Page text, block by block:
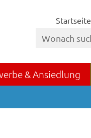
Startseite
& Ansiedlung